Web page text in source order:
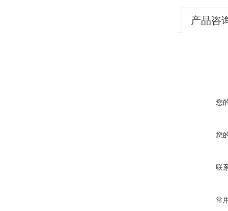
产品咨
您
您
联
常